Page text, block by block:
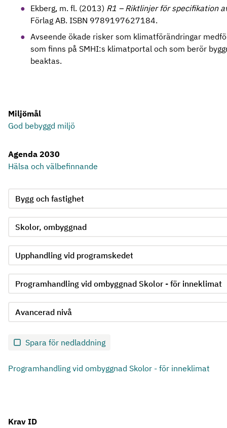
Ekberg, m. fl. (2013) R1 – Riktlinjer för specifikation
Förlag AB. ISBN 9789197627184.
Avseende ökade risker som klimatförändringar
som finns på SMHI:s klimatportal och som berör
beaktas.
Miljömål
God bebyggd miljö
Agenda 2030
Hälsa och välbefinnande
Jämför kriterie 2, formuläret skickas in automatiskt när
Välj område för kriterie 2
Välj produktgrupp för kriterie 2
Välj undergrupp för kriterie 2
Välj krav för kriterie 2
Välj kravnivå för kriterie 2
Spara för nedladdning
Programhandling vid ombyggnad Skolor - för inneklimat
Krav ID